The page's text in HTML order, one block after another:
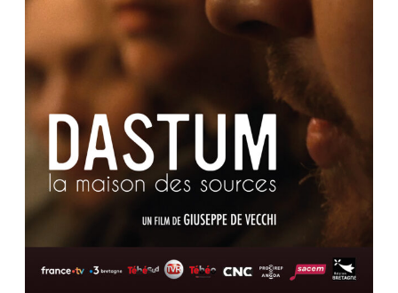
médiathèque
15.11